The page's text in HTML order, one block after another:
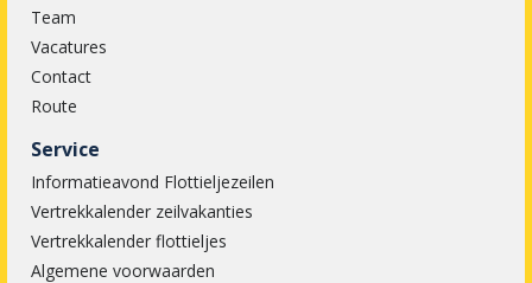
Team
Vacatures
Contact
Route
Service
Informatieavond Flottieljezeilen
Vertrekkalender zeilvakanties
Vertrekkalender flottieljes
Algemene voorwaarden